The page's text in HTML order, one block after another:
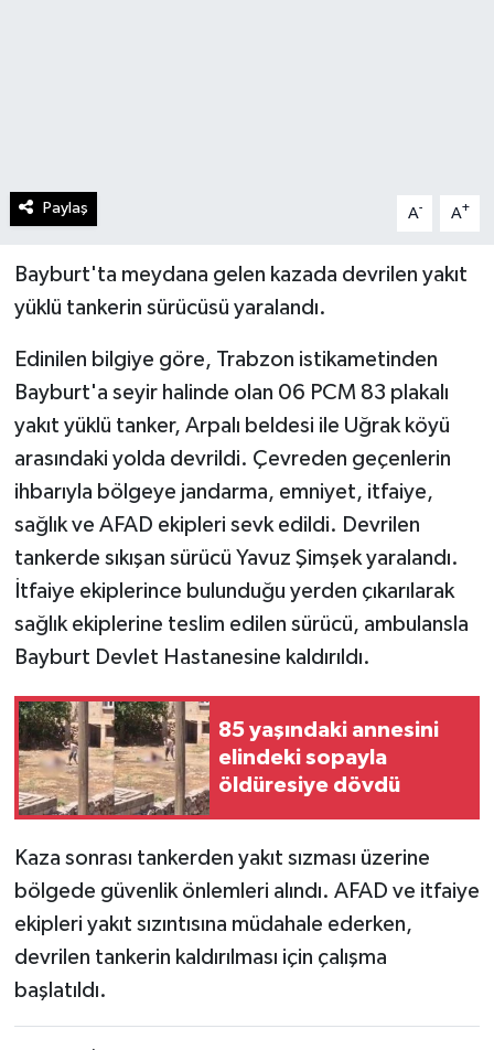
Paylaş A- A+
Bayburt'ta meydana gelen kazada devrilen yakıt
yüklü tankerin sürücüsü yaralandı.
Edinilen bilgiye göre, Trabzon istikametinden
Bayburt'a seyir halinde olan 06 PCM 83 plakalı
yakıt yüklü tanker, Arpalı beldesi ile Uğrak köyü
arasındaki yolda devrildi. Çevreden geçenlerin
ihbarıyla bölgeye jandarma, emniyet, itfaiye,
sağlık ve AFAD ekipleri sevk edildi. Devrilen
tankerde sıkışan sürücü Yavuz Şimşek yaralandı.
İtfaiye ekiplerince bulunduğu yerden çıkarılarak
sağlık ekiplerine teslim edilen sürücü, ambulansla
Bayburt Devlet Hastanesine kaldırıldı.
85 yaşındaki annesini
elindeki sopayla
öldüresiye dövdü
Kaza sonrası tankerden yakıt sızması üzerine
bölgede güvenlik önlemleri alındı. AFAD ve itfaiye
ekipleri yakıt sızıntısına müdahale ederken,
devrilen tankerin kaldırılması için çalışma
başlatıldı.